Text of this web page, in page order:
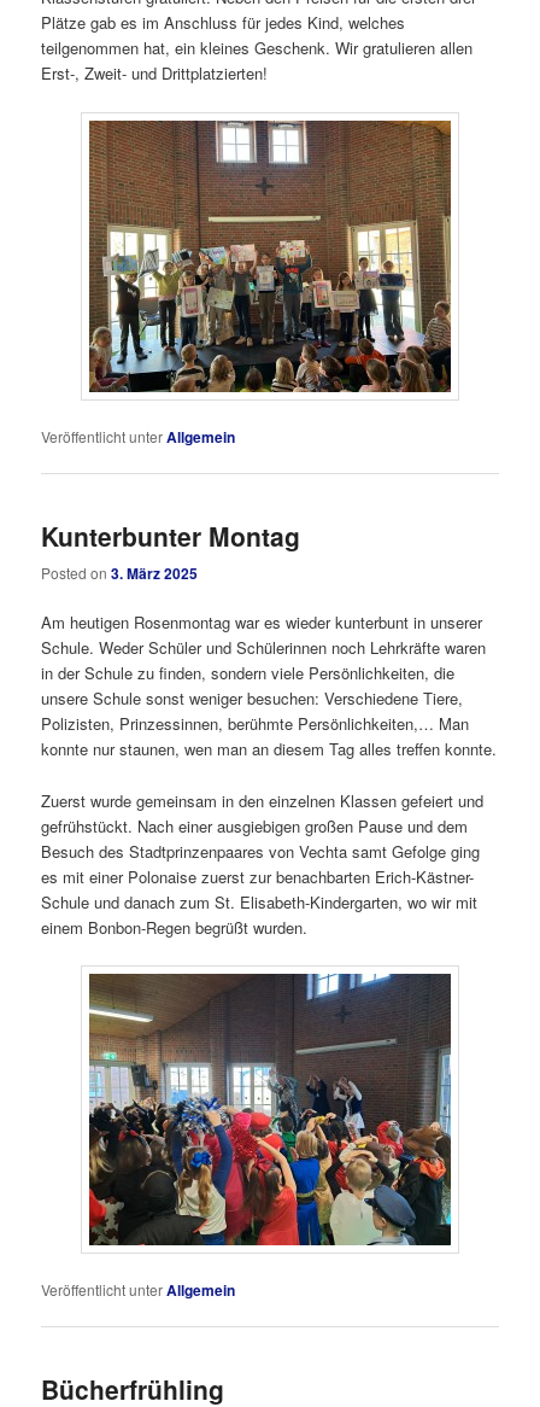
Plätze gab es im Anschluss für jedes Kind, welches
teilgenommen hat, ein kleines Geschenk. Wir gratulieren allen
Erst-, Zweit- und Drittplatzierten!
Veröffentlicht unterAllgemein
Kunterbunter Montag
Posted on3. März 2025
Am heutigen Rosenmontag war es wieder kunterbunt in unserer
Schule. Weder Schüler und Schülerinnen noch Lehrkräfte waren
in der Schule zu finden, sondern viele Persönlichkeiten, die
unsere Schule sonst weniger besuchen: Verschiedene Tiere,
Polizisten, Prinzessinnen, berühmte Persönlichkeiten,… Man
konnte nur staunen, wen man an diesem Tag alles treffen konnte.
Zuerst wurde gemeinsam in den einzelnen Klassen gefeiert und
gefrühstückt. Nach einer ausgiebigen großen Pause und dem
Besuch des Stadtprinzenpaares von Vechta samt Gefolge ging
es mit einer Polonaise zuerst zur benachbarten Erich-Kästner-
Schule und danach zum St. Elisabeth-Kindergarten, wo wir mit
einem Bonbon-Regen begrüßt wurden.
Veröffentlicht unterAllgemein
Bücherfrühling